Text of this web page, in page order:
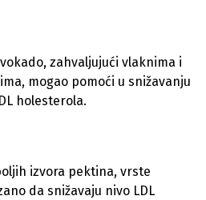
zahvaljujući vlaknima i
mogao pomoći u snižavanju
holesterola.
izvora pektina, vrste
da snižavaju nivo LDL